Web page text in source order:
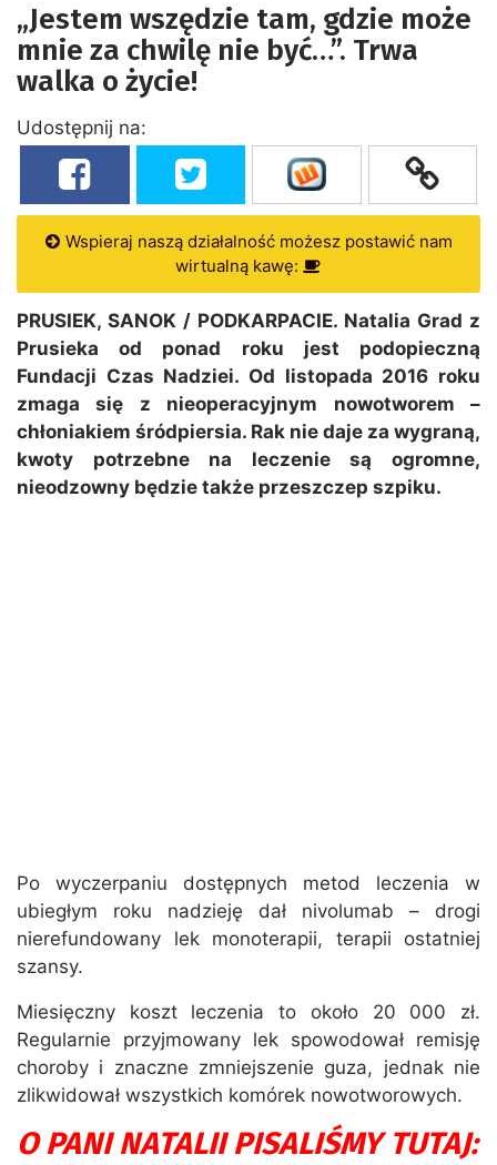
„Jestem wszędzie tam, gdzie może
mnie za chwilę nie być…”. Trwa
walka o życie!
Udostępnij na:
Wspieraj naszą działalność możesz postawić nam
wirtualną kawę:
PRUSIEK, SANOK / PODKARPACIE. Natalia Grad z
Prusieka od ponad roku jest podopieczną
Fundacji Czas Nadziei. Od listopada 2016 roku
zmaga się z nieoperacyjnym nowotworem –
chłoniakiem śródpiersia. Rak nie daje za wygraną,
kwoty potrzebne na leczenie są ogromne,
nieodzowny będzie także przeszczep szpiku.
Po wyczerpaniu dostępnych metod leczenia w
ubiegłym roku nadzieję dał nivolumab – drogi
nierefundowany lek monoterapii, terapii ostatniej
szansy.
Miesięczny koszt leczenia to około 20 000 zł.
Regularnie przyjmowany lek spowodował remisję
choroby i znaczne zmniejszenie guza, jednak nie
zlikwidował wszystkich komórek nowotworowych.
O PANI NATALII PISALIŚMY TUTAJ: